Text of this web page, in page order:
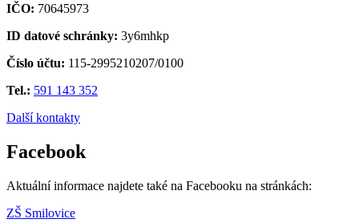
IČO: 70645973
ID datové schránky: 3y6mhkp
Číslo účtu: 115-2995210207/0100
Tel.: 591 143 352
Další kontakty
Facebook
Aktuální informace najdete také na Facebooku na stránkách:
ZŠ Smilovice